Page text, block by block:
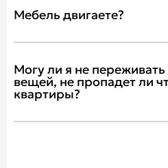
Мебель двигаете?
Могу ли я не переживать
вещей, не пропадет ли
квартиры?